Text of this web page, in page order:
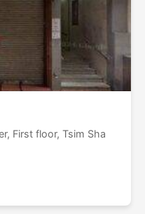
First floor, Tsim Sha